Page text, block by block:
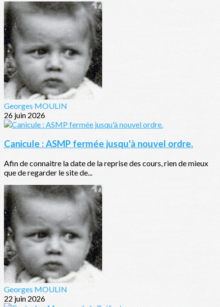
Georges MOULIN
26 juin 2026
Canicule : ASMP fermée jusqu'à nouvel ordre.
Afin de connaitre la date de la reprise des cours, rien de mieux
que de regarder le site de...
Georges MOULIN
22 juin 2026